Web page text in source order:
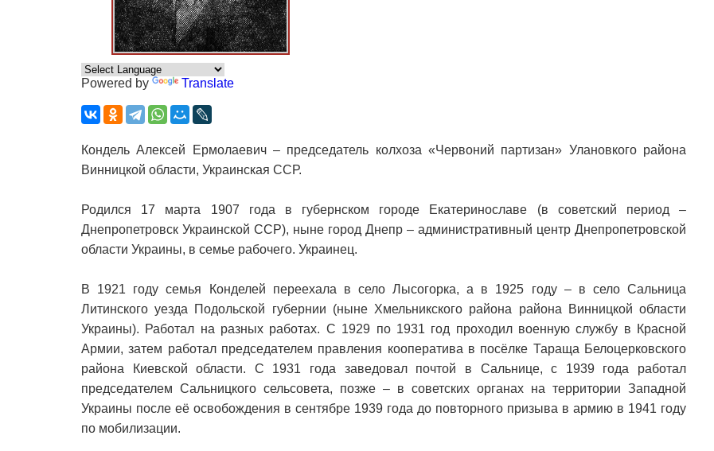
Powered by Translate
Кондель Алексей Ермолаевич – председатель колхоза «Червоний партизан» Улановкого района
Винницкой области, Украинская ССР.
Родился 17 марта 1907 года в губернском городе Екатеринославе (в советский период –
Днепропетровск Украинской ССР), ныне город Днепр – административный центр Днепропетровской
области Украины, в семье рабочего. Украинец.
В 1921 году семья Конделей переехала в село Лысогорка, а в 1925 году – в село Сальница
Литинского уезда Подольской губернии (ныне Хмельникского района района Винницкой области
Украины). Работал на разных работах. С 1929 по 1931 год проходил военную службу в Красной
Армии, затем работал председателем правления кооператива в посёлке Тараща Белоцерковского
района Киевской области. С 1931 года заведовал почтой в Сальнице, с 1939 года работал
председателем Сальницкого сельсовета, позже – в советских органах на территории Западной
Украины после её освобождения в сентябре 1939 года до повторного призыва в армию в 1941 году
по мобилизации.